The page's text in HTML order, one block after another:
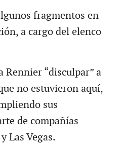
fragmentos en
a cargo del elenco
Rennier “disculpar” a
no estuvieron aquí,
sus
de compañías
Las Vegas.